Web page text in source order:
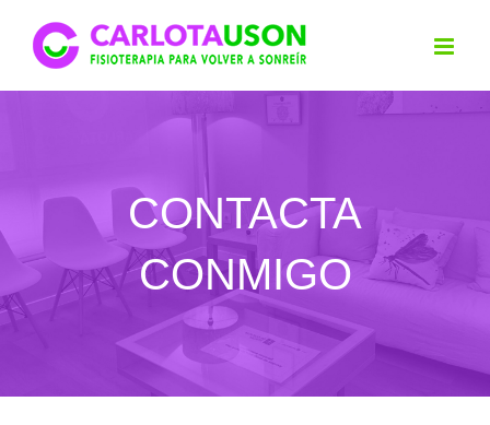
contenido
CONTACTA
CONMIGO